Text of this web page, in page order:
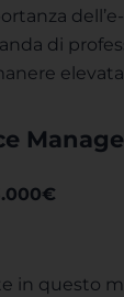
di
in questo